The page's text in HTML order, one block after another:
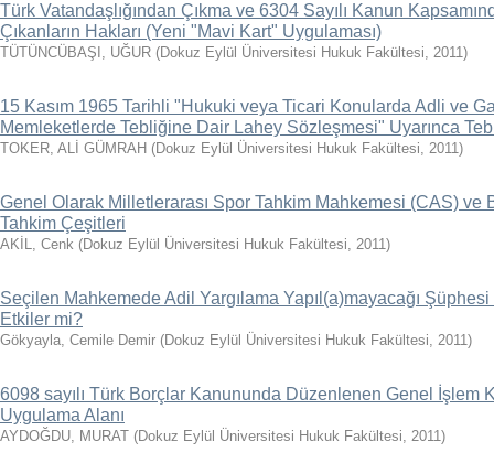
Türk Vatandaşlığından Çıkma ve 6304 Sayılı Kanun
Çıkanların Hakları (Yeni "Mavi Kart" Uygulaması)
TÜTÜNCÜBAŞI, UĞUR (Dokuz Eylül Üniversitesi Hukuk Fakültesi, 2011)
15 Kasım 1965 Tarihli "Hukuki veya Ticari Konularda Adli ve
Memleketlerde Tebliğine Dair Lahey Sözleşmesi" Uyarınca
TOKER, ALİ GÜMRAH (Dokuz Eylül Üniversitesi Hukuk Fakültesi, 2011)
Genel Olarak Milletlerarası Spor Tahkim Mahkemesi (CAS) ve
Tahkim Çeşitleri
AKİL, Cenk (Dokuz Eylül Üniversitesi Hukuk Fakültesi, 2011)
Seçilen Mahkemede Adil Yargılama Yapıl(a)mayacağı
Etkiler mi?
Gökyayla, Cemile Demir (Dokuz Eylül Üniversitesi Hukuk Fakültesi, 2011)
6098 sayılı Türk Borçlar Kanununda Düzenlenen Genel İşlem
Uygulama Alanı
AYDOĞDU, MURAT (Dokuz Eylül Üniversitesi Hukuk Fakültesi, 2011)